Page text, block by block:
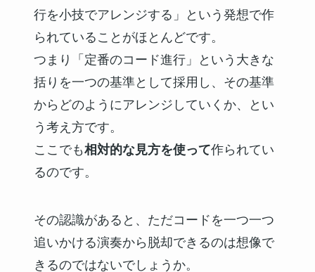
行を小技でアレンジする」という発想で作
られていることがほとんどです。
つまり「定番のコード進行」という大きな
括りを一つの基準として採用し、その基準
からどのようにアレンジしていくか、とい
う考え方です。
ここでも相対的な見方を使って作られてい
るのです。
その認識があると、ただコードを一つ一つ
追いかける演奏から脱却できるのは想像で
きるのではないでしょうか。